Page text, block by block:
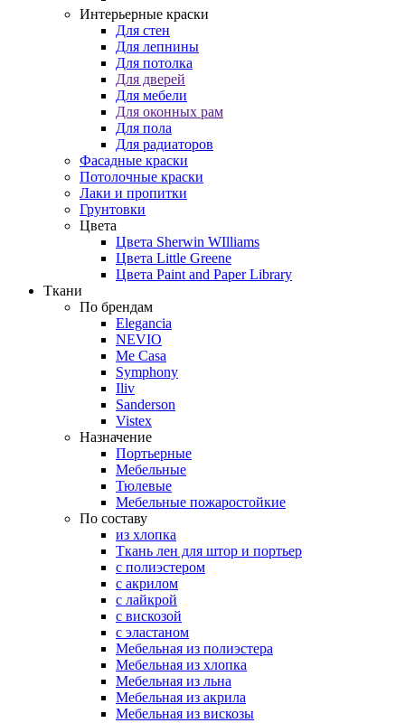
Интерьерные краски
Для стен
Для лепнины
Для потолка
Для дверей
Для мебели
Для оконных рам
Для пола
Для радиаторов
Фасадные краски
Потолочные краски
Лаки и пропитки
Грунтовки
Цвета
Цвета Sherwin WIlliams
Цвета Little Greene
Цвета Paint and Paper Library
Ткани
По брендам
Elegancia
NEVIO
Me Casa
Symphony
Iliv
Sanderson
Vistex
Назначение
Портьерные
Мебельные
Тюлевые
Мебельные пожаростойкие
По составу
из хлопка
Ткань лен для штор и портьер
с полиэстером
с акрилом
с лайкрой
с вискозой
с эластаном
Мебельная из полиэстера
Мебельная из хлопка
Мебельная из льна
Мебельная из акрила
Мебельная из вискозы